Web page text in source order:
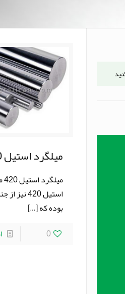
ميلگرد استيل 420
استيل 420
بوده که[…]
0